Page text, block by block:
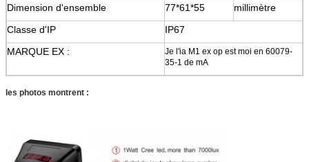
Dimension d'ensemble
77*61*55
millimètre
Classe d'IP
IP67
MARQUE EX :
Je l'ia M1 ex op est moi en 60079-
35-1 de mA
les photos montrent :